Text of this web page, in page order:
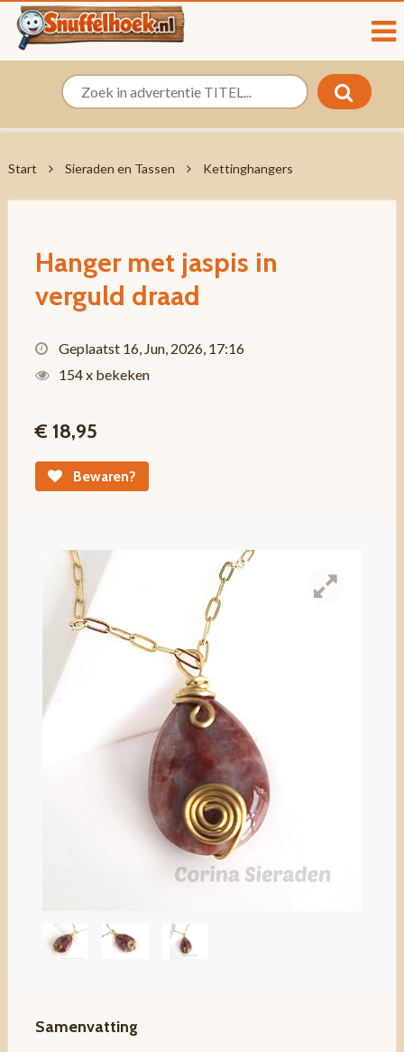
Start Sieraden en Tassen Kettinghangers
Hanger met jaspis in
verguld draad
Geplaatst 16, Jun, 2026, 17:16
154 x bekeken
€ 18,95
Bewaren?
Samenvatting